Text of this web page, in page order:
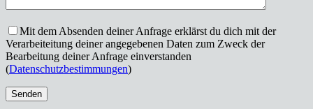
Mit dem Absenden deiner Anfrage erklärst du dich mit der
Verarbeiteitung deiner angegebenen Daten zum Zweck der
Bearbeitung deiner Anfrage einverstanden
(Datenschutzbestimmungen)